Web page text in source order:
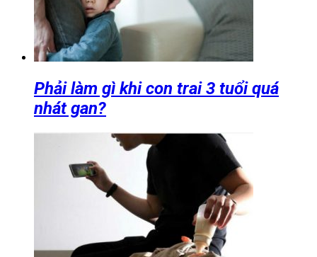
Phải làm gì khi con trai 3 tuổi quá
nhát gan?